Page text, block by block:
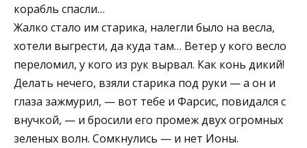
корабль спасли…
Жалко стало им старика, налегли было на весла,
хотели выгрести, да куда там… Ветер у кого весло
переломил, у кого из рук вырвал. Как конь дикий!
Делать нечего, взяли старика под руки — а он и
глаза зажмурил, — вот тебе и Фарсис, повидался с
внучкой, — и бросили его промеж двух огромных
зеленых волн. Сомкнулись — и нет Ионы.